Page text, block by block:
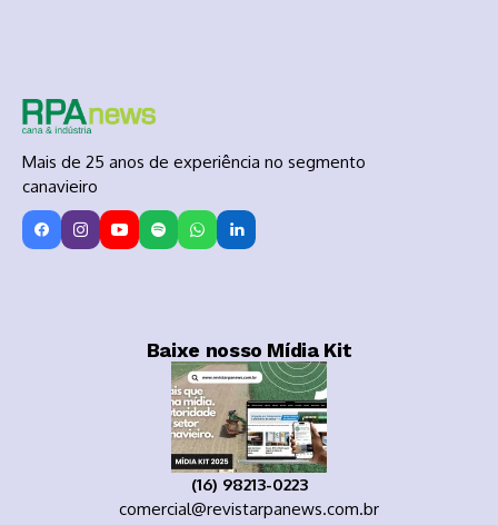
Mais de 25 anos de experiência no segmento
canavieiro
Baixe nosso Mídia Kit
(16) 98213-0223
comercial@revistarpanews.com.br